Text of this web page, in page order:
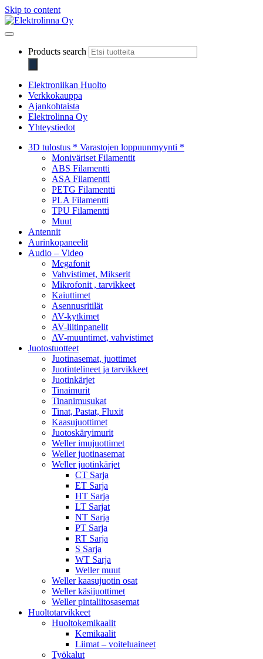
Skip to content
Products search
Elektroniikan Huolto
Verkkokauppa
Ajankohtaista
Elektrolinna Oy
Yhteystiedot
3D tulostus * Varastojen loppuunmyynti *
Moniväriset Filamentit
ABS Filamentti
ASA Filamentti
PETG Filamentti
PLA Filamentti
TPU Filamentti
Muut
Antennit
Aurinkopaneelit
Audio – Video
Megafonit
Vahvistimet, Mikserit
Mikrofonit , tarvikkeet
Kaiuttimet
Asennusritilät
AV-kytkimet
AV-liitinpanelit
AV-muuntimet, vahvistimet
Juotostuotteet
Juotinasemat, juottimet
Juotintelineet ja tarvikkeet
Juotinkärjet
Tinaimurit
Tinanimusukat
Tinat, Pastat, Fluxit
Kaasujuottimet
Juotoskäryimurit
Weller imujuottimet
Weller juotinasemat
Weller juotinkärjet
CT Sarja
ET Sarja
HT Sarja
LT Sarjat
NT Sarja
PT Sarja
RT Sarja
S Sarja
WT Sarja
Weller muut
Weller kaasujuotin osat
Weller käsijuottimet
Weller pintaliitosasemat
Huoltotarvikkeet
Huoltokemikaalit
Kemikaalit
Liimat – voiteluaineet
Työkalut